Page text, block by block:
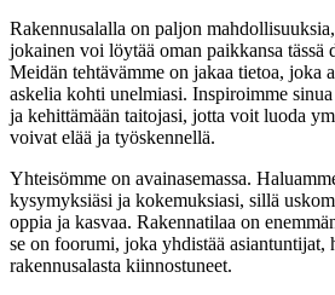
Rakennusalalla on paljon
jokainen voi löytää oman paikkansa tässä
Meidän tehtävämme on jakaa tietoa, joka
askelia kohti unelmiasi. Inspiroimme
ja kehittämään taitojasi, jotta voit luoda
voivat elää ja työskennellä.
Yhteisömme on avainasemassa.
kysymyksiäsi ja kokemuksiasi, sillä
oppia ja kasvaa. Rakennatilaa on
se on foorumi, joka yhdistää asiantuntijat,
rakennusalasta kiinnostuneet.